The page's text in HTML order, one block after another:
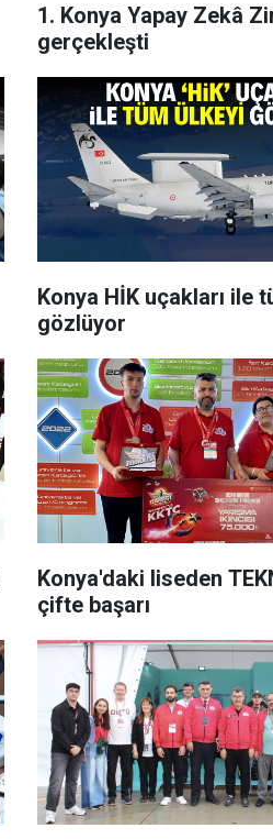
1. Konya Yapay Zekâ
gerçekleşti
Konya HİK uçakları ile
gözlüyor
Konya'daki liseden
çifte başarı